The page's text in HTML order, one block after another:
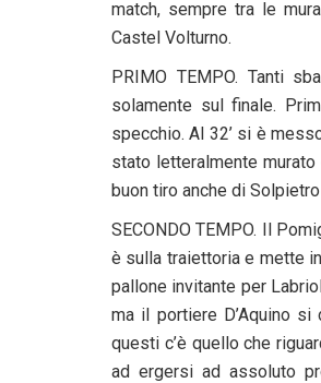
match, sempre tra le
Castel Volturno.
PRIMO TEMPO. Tanti
solamente sul finale.
specchio. Al 32’ si è
stato letteralmente
buon tiro anche di
SECONDO TEMPO. Il
è sulla traiettoria e mette
pallone invitante per
ma il portiere D’Aquino
questi c’è quello che
ad ergersi ad assoluto